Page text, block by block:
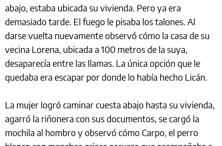
abajo, estaba ubicada su vivienda. Pero ya era
demasiado tarde. El fuego le pisaba los talones. Al
darse vuelta nuevamente observó cómo la casa de su
vecina Lorena, ubicada a 100 metros de la suya,
desaparecía entre las llamas. La única opción que le
quedaba era escapar por donde lo había hecho Licán.
La mujer logró caminar cuesta abajo hasta su vivienda,
agarró la riñonera con sus documentos, se cargó la
mochila al hombro y observó cómo Carpo, el perro